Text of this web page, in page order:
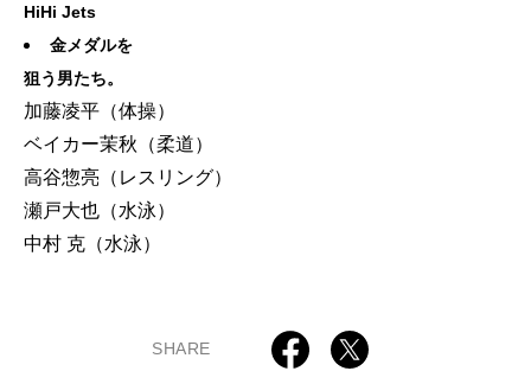
HiHi Jets
金メダルを
狙う男たち。
加藤凌平（体操）
ベイカー茉秋（柔道）
高谷惣亮（レスリング）
瀬戸大也（水泳）
中村 克（水泳）
SHARE